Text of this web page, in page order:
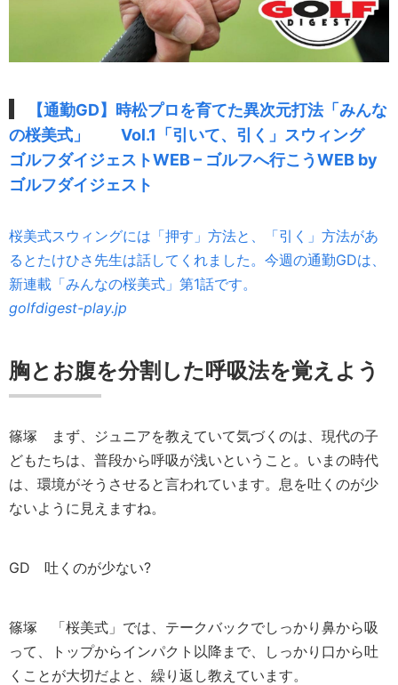
【通勤GD】時松プロを育てた異次元打法「みんな
の桜美式」 Vol.1「引いて、引く」スウィング
ゴルフダイジェストWEB – ゴルフへ行こうWEB by
ゴルフダイジェスト
桜美式スウィングには「押す」方法と、「引く」方法があ
るとたけひさ先生は話してくれました。今週の通勤GDは、
新連載「みんなの桜美式」第1話です。
golfdigest-play.jp
胸とお腹を分割した呼吸法を覚えよう
篠塚 まず、ジュニアを教えていて気づくのは、現代の子
どもたちは、普段から呼吸が浅いということ。いまの時代
は、環境がそうさせると言われています。息を吐くのが少
ないように見えますね。
GD 吐くのが少ない?
篠塚 「桜美式」では、テークバックでしっかり鼻から吸
って、トップからインパクト以降まで、しっかり口から吐
くことが大切だよと、繰り返し教えています。